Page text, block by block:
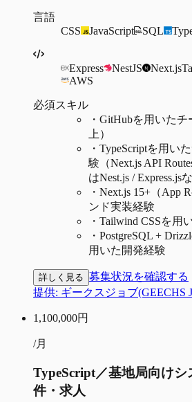
言語
CSS
JavaScript SQL
Express NestJS Next.js
AWS
必須スキル
・ GitHubを用いたチ
上）
・ TypeScriptを用い
験（Next.js API
はNest.js / Express.jsな
・ Next.js 15+（App
ンド実装経験
・ Tailwind CSSを用
・ PostgreSQL +
用いた開発経験
詳しく見る 募集状況を確認する
提供: ギークスジョブ(GEECHS
1,100,000円
/月
TypeScript／基地局向け
件・求人